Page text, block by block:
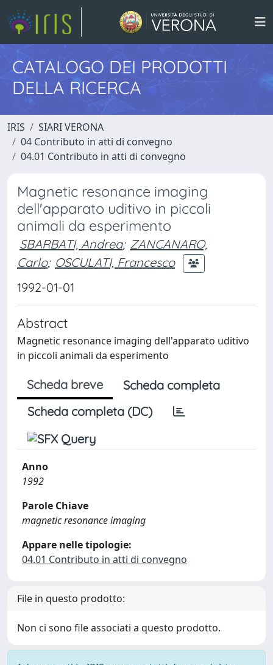
CATALOGO DEI PRODOTTI
DELLA RICERCA
IRIS
SIARI VERONA
04 Contributo in atti di convegno
04.01 Contributo in atti di convegno
Magnetic resonance imaging
dell'apparato uditivo in piccoli
animali da esperimento
SBARBATI, Andrea; ZANCANARO,
Carlo; OSCULATI, Francesco
1992-01-01
Abstract
Magnetic resonance imaging dell'apparato uditivo
in piccoli animali da esperimento
Scheda breve
Scheda completa
Scheda completa (DC)
Anno
1992
Parole Chiave
magnetic resonance imaging
Appare nelle tipologie:
04.01 Contributo in atti di convegno
File in questo prodotto:
Non ci sono file associati a questo prodotto.